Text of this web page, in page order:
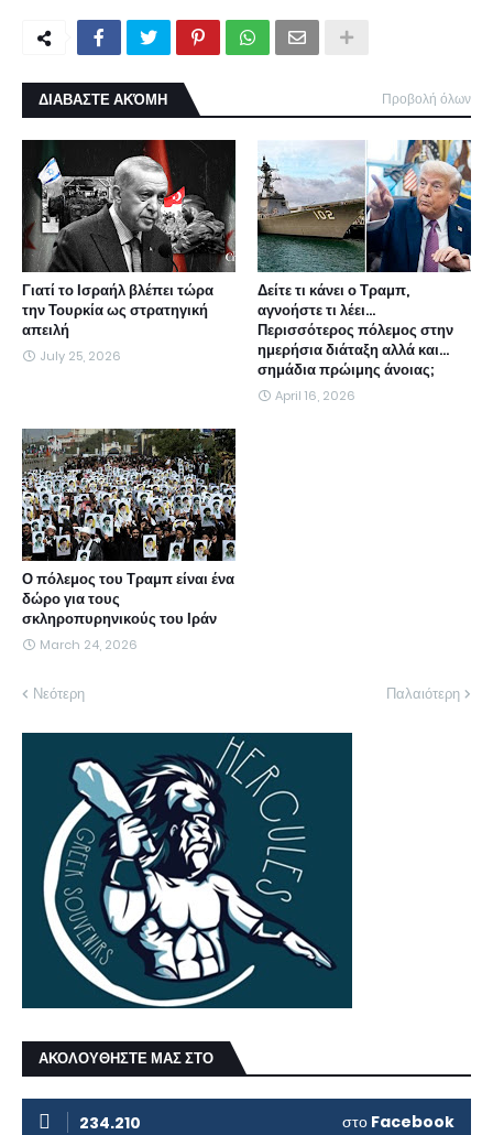
ΔΙΑΒΑΣΤΕ ΑΚΌΜΗ Προβολή όλων
Γιατί το Ισραήλ βλέπει τώρα
την Τουρκία ως στρατηγική
απειλή
July 25, 2026
Δείτε τι κάνει ο Τραμπ,
αγνοήστε τι λέει...
Περισσότερος πόλεμος στην
ημερήσια διάταξη αλλά και...
σημάδια πρώιμης άνοιας;
April 16, 2026
Ο πόλεμος του Τραμπ είναι ένα
δώρο για τους
σκληροπυρηνικούς του Ιράν
March 24, 2026
Νεότερη Παλαιότερη
ΑΚΟΛΟΥΘΗΣΤΕ ΜΑΣ ΣΤΟ
234.210 στο Facebook